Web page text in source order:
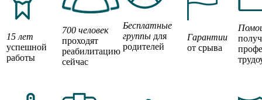
15 лет
успешной
работы
700 человек
проходят
реабилитацию
сейчас
Бесплатные
группы для
родителей
Гарантии
от срыва